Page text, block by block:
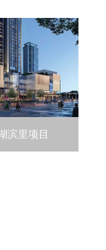
滨里项目